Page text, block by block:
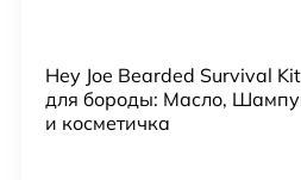
Hey Joe Bearded Survival
для бороды: Масло,
и косметичка